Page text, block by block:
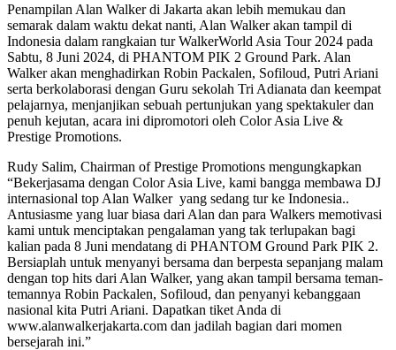
Penampilan Alan Walker di Jakarta akan lebih memukau dan
semarak dalam waktu dekat nanti, Alan Walker akan tampil di
Indonesia dalam rangkaian tur WalkerWorld Asia Tour 2024 pada
Sabtu, 8 Juni 2024, di PHANTOM PIK 2 Ground Park. Alan
Walker akan menghadirkan Robin Packalen, Sofiloud, Putri Ariani
serta berkolaborasi dengan Guru sekolah Tri Adianata dan keempat
pelajarnya, menjanjikan sebuah pertunjukan yang spektakuler dan
penuh kejutan, acara ini dipromotori oleh Color Asia Live &
Prestige Promotions.
Rudy Salim, Chairman of Prestige Promotions mengungkapkan
“Bekerjasama dengan Color Asia Live, kami bangga membawa DJ
internasional top Alan Walker yang sedang tur ke Indonesia..
Antusiasme yang luar biasa dari Alan dan para Walkers memotivasi
kami untuk menciptakan pengalaman yang tak terlupakan bagi
kalian pada 8 Juni mendatang di PHANTOM Ground Park PIK 2.
Bersiaplah untuk menyanyi bersama dan berpesta sepanjang malam
dengan top hits dari Alan Walker, yang akan tampil bersama teman-
temannya Robin Packalen, Sofiloud, dan penyanyi kebanggaan
nasional kita Putri Ariani. Dapatkan tiket Anda di
www.alanwalkerjakarta.com dan jadilah bagian dari momen
bersejarah ini.”